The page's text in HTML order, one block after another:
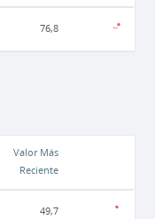
76,8
Valor Más
Reciente
49,7